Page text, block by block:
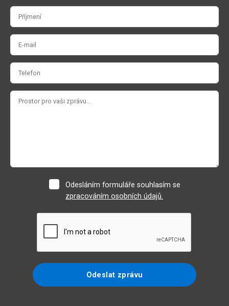
Odesláním formuláře souhlasím se
zpracováním osobních údajů.
Odeslat zprávu